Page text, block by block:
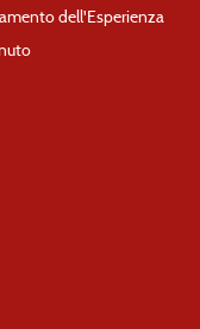
dell'Esperienza